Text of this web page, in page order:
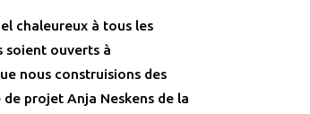
chaleureux à tous les
soient ouverts à
nous construisions des
projet Anja Neskens de la